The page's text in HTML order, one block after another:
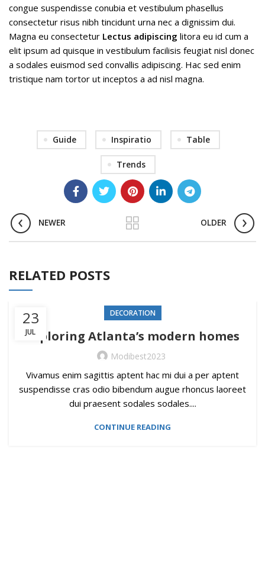
congue suspendisse conubia et vestibulum phasellus
consectetur risus nibh tincidunt urna nec a dignissim dui.
Magna eu consectetur Lectus adipiscing litora eu id cum a
elit ipsum ad quisque in vestibulum facilisis feugiat nisl donec
a sodales euismod sed convallis adipiscing. Hac sed enim
tristique nam tortor ut inceptos a ad nisl magna.
Guide Inspiratio Table
Trends
NEWER OLDER
RELATED POSTS
23
JUL
DECORATION
Exploring Atlanta’s modern homes
Modibest2023
Vivamus enim sagittis aptent hac mi dui a per aptent
suspendisse cras odio bibendum augue rhoncus laoreet
dui praesent sodales sodales....
CONTINUE READING